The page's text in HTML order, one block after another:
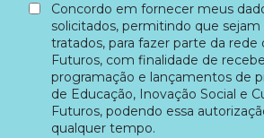
Concordo em fornecer meus
solicitados, permitindo que
tratados, para fazer parte da
Futuros, com finalidade de
programação e lançamentos de
de Educação, Inovação Social e
Futuros, podendo essa
qualquer tempo.